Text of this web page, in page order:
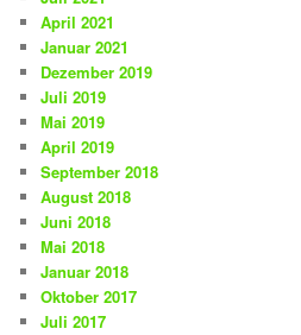
April 2021
Januar 2021
Dezember 2019
Juli 2019
Mai 2019
April 2019
September 2018
August 2018
Juni 2018
Mai 2018
Januar 2018
Oktober 2017
Juli 2017